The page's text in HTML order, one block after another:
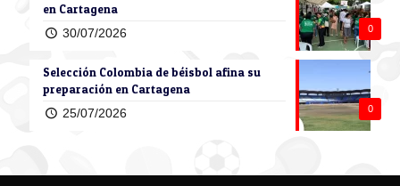
0
en Cartagena
30/07/2026
0
Selección Colombia de béisbol afina su
preparación en Cartagena
25/07/2026